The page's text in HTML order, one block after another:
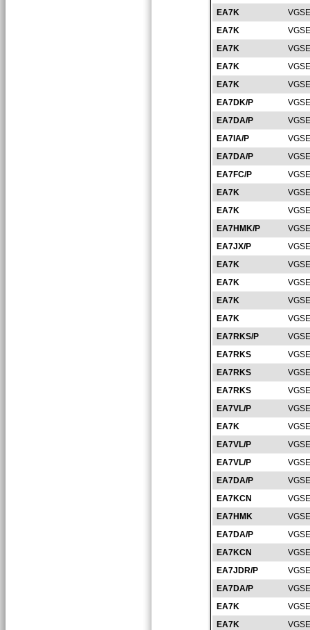
EA7K
EA7K
EA7K
EA7K
EA7K
EA7DK/P
EA7DA/P
EA7IA/P
EA7DA/P
EA7FC/P
EA7K
EA7K
EA7HMK/P
EA7JX/P
EA7K
EA7K
EA7K
EA7K
EA7RKS/P
EA7RKS
EA7RKS
EA7RKS
EA7VL/P
EA7K
EA7VL/P
EA7VL/P
EA7DA/P
EA7KCN
EA7HMK
EA7DA/P
EA7KCN
EA7JDR/P
EA7DA/P
EA7K
EA7K